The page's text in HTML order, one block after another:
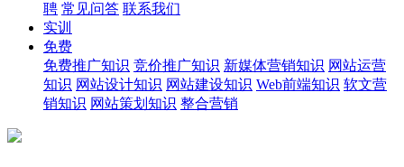
聘 常见问答 联系我们
实训
免费
免费推广知识 竞价推广知识 新媒体营销知识 网站运营
知识 网站设计知识 网站建设知识 Web前端知识 软文营
销知识 网站策划知识 整合营销